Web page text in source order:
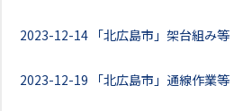
2023-12-14 「北広島市」架台組み等
2023-12-19 「北広島市」通線作業等